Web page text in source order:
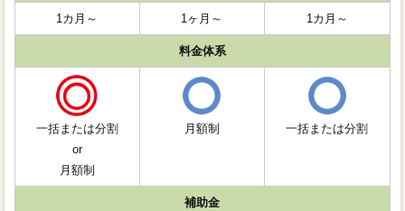
1カ月～ 1ヶ月～ 1カ月～
料金体系
一括または分割
or
月額制
月額制 一括または分割
補助金